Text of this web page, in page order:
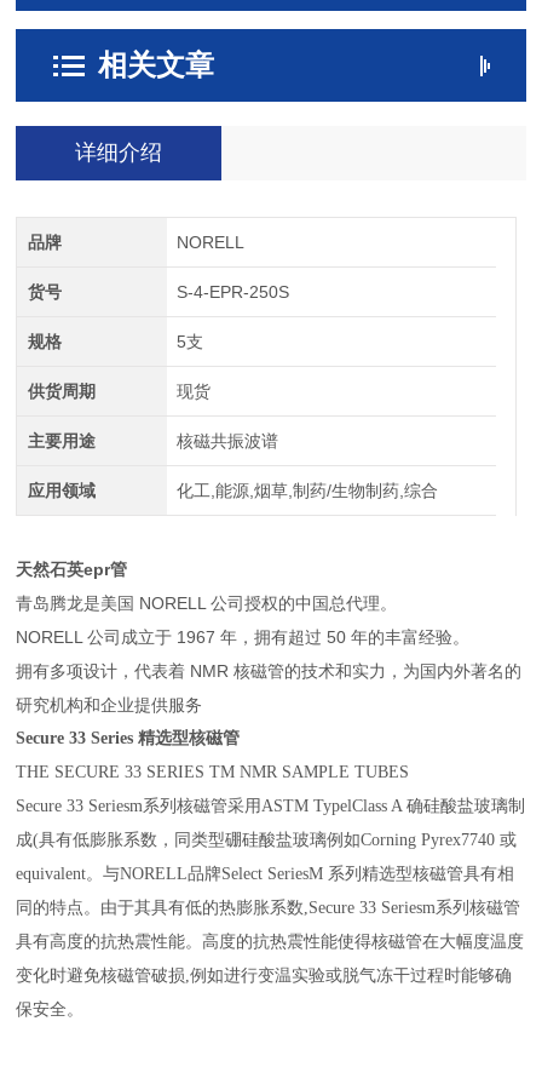
相关文章
详细介绍
品牌 NORELL
货号 S-4-EPR-250S
规格 5支
供货周期 现货
主要用途 核磁共振波谱
应用领域 化工,能源,烟草,制药/生物制药,综合
天然石英epr管
青岛腾龙是美国 NORELL 公司授权的中国总代理。
NORELL 公司成立于 1967 年，拥有超过 50 年的丰富经验。
拥有多项设计，代表着 NMR 核磁管的技术和实力，为国内外著名的
研究机构和企业提供服务
Secure 33 Series精选型核磁管
THE SECURE 33 SERIES TM NMR SAMPLE TUBES
Secure 33 Seriesm系列核磁管采用ASTM TypelClass A确硅酸盐玻璃制
成(具有低膨胀系数，同类型硼硅酸盐玻璃例如Corning Pyrex7740或
equivalent。与NORELL品牌Select SeriesM 系列精选型核磁管具有相
同的特点。由于其具有低的热膨胀系数,Secure 33 Seriesm系列核磁管
具有高度的抗热震性能。高度的抗热震性能使得核磁管在大幅度温度
变化时避免核磁管破损,例如进行变温实验或脱气冻干过程时能够确
保安全。